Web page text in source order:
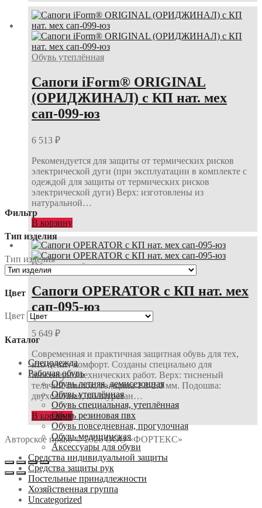
Обувь утеплённая
Сапоги iForm® ORIGINAL
(ОРИДЖИНАЛ) с КП нат. мех
сап-099-юз
6 513 ₽
Рекомендуется для защиты от термических рисков
электрической дуги (при эксплуатации в комплекте с
одеждой для защиты от термических рисков
электрической дуги) Верх: изготовлены из
натуральной…
В корзину
Обувь утеплённая
Сапоги OPERATOR с КП нат. мех
сап-095-юз
5 649 ₽
Современная и практичная защитная обувь для тех,
кто ценит комфорт. Созданы специально для
инженерно-технических работ. Верх: тисненый
телячий спилок, толщина 1.8-2.0 мм. Подошва:
двухслойная, полиуретан…
В корзину
Авторское право © 2026 ООО «ФОРТЕКС»
Фильтр
Тип изделия
Тип изделия
Цвет
Цвет
Каталог
Спецодежда
Рабочая обувь
Обувь летняя, демисезонная
Обувь утеплённая
Обувь специальная, утеплённая
Обувь резиновая пвх
Обувь повседневная, прогулочная
Обувь медицинская
Аксессуары для обуви
Средства индивидуальной защиты
Средства защиты рук
Постельные принадлежности
Хозяйственная группа
Uncategorized